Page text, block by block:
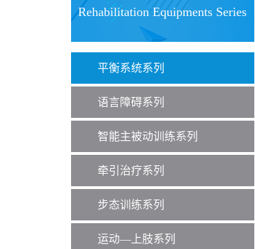
Rehabilitation Equipments Series
平衡系统系列
语言障碍系列
智能主被动训练系列
牵引治疗系列
步态训练系列
运动—上肢系列